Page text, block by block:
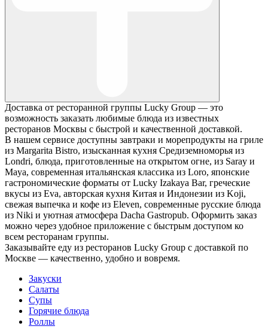
Доставка от ресторанной группы Lucky Group — это
возможность заказать любимые блюда из известных
ресторанов Москвы с быстрой и качественной доставкой.
В нашем сервисе доступны завтраки и морепродукты на гриле
из Margarita Bistro, изысканная кухня Средиземноморья из
Londri, блюда, приготовленные на открытом огне, из Saray и
Maya, современная итальянская классика из Loro, японские
гастрономические форматы от Lucky Izakaya Bar, греческие
вкусы из Eva, авторская кухня Китая и Индонезии из Koji,
свежая выпечка и кофе из Eleven, современные русские блюда
из Niki и уютная атмосфера Dacha Gastropub. Оформить заказ
можно через удобное приложение с быстрым доступом ко
всем ресторанам группы.
Заказывайте еду из ресторанов Lucky Group с доставкой по
Москве — качественно, удобно и вовремя.
Закуски
Салаты
Супы
Горячие блюда
Роллы